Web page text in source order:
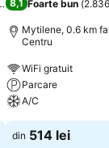
)
8,1 Foarte bun (
Mytilene, 0.6 km
Centru
WiFi gratuit
Parcare
A/C
din 514 lei